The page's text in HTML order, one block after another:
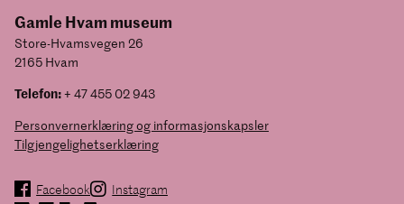
Gamle Hvam museum
Store-Hvamsvegen 26
2165 Hvam
Telefon:+ 47 455 02 943
Personvernerklæring og informasjonskapsler
Tilgjengelighetserklæring
Facebook Instagram